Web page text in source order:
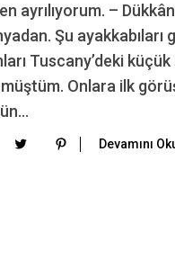
ayrılıyorum. –
Şu
Tuscany’deki
Onlara ilk
Devamını